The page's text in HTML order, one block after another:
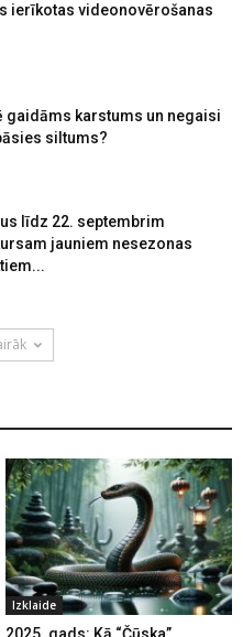
ierīkotas videonovērošanas
gaidāms karstums un negaisi
siltums?
līdz 22. septembrim
jauniem nesezonas
Izklaide